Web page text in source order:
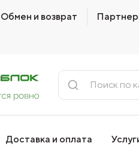
Обмен и возврат
Доставка и оплата